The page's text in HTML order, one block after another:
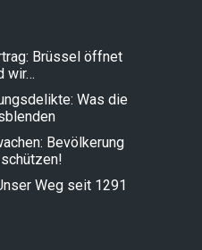
Brüssel öffnet
wir…
Was die
Bevölkerung
Weg seit 1291